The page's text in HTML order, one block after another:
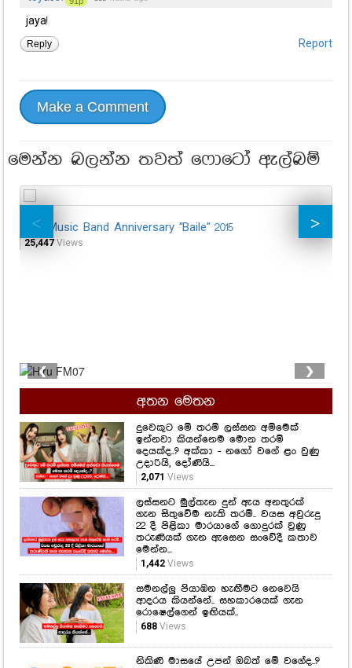
jaya!
Report
Reply
Make a Comment
මෙන්න බලන්න තවත් ෆොටෝ ඇල්බම්
Ora Music Band Anniversary ''Baile'' 2015
25,447 Views
❮ ❯
අතන මෙතන
දුවෙකුට මේ තරම් ලස්සන අම්මෙක්
ඉන්නවා කියන්නෙම මොන තරම්
දෙයක්ද..? අක්කා - නගෝ වගේ ළං වුණු
උදාරියි, දෝණියි...
2,071Views
ලස්සනට මුල්තැන දුන් ඇය අනතුරක්
ගැන සිතුවේම නැති තරම්.. වයස අවුරුදු
22 දී පිළිකා මාරයාගේ ගොදුරක් වුණු
තරුණියක් ගැන ඇසෙන සංවේදී කතාව